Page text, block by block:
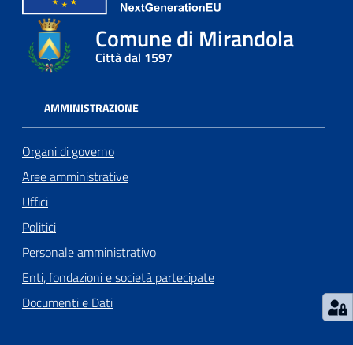
Seguici
su
Comune di Mirandola
Città dal 1597
AMMINISTRAZIONE
Organi di governo
Aree amministrative
Uffici
Politici
Personale amministrativo
Enti, fondazioni e società partecipate
Documenti e Dati